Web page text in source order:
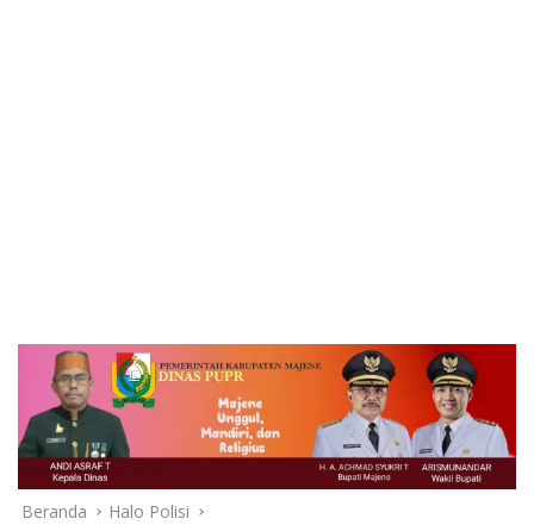
Beranda Halo Polisi